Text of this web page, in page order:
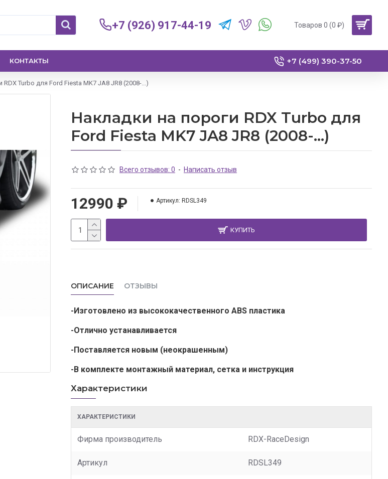
+7 (926) 917-44-19 Товаров 0 (0 ₽)
КОНТАКТЫ +7 (499) 390-37-50
Turbo для Ford Fiesta MK7 JA8 JR8 (2008-...)
Накладки на пороги RDX Turbo для
Ford Fiesta MK7 JA8 JR8 (2008-...)
Всего отзывов: 0 - Написать отзыв
12990 ₽ Артикул: RDSL349
КУПИТЬ
ОПИСАНИЕ ОТЗЫВЫ
-Изготовлено из высококачественного ABS пластика
-Отлично устанавливается
-Поставляется новым (неокрашенным)
-В комплекте монтажный материал, сетка и инструкция
Характеристики
ХАРАКТЕРИСТИКИ
Фирма производитель RDX-RaceDesign
Артикул RDSL349